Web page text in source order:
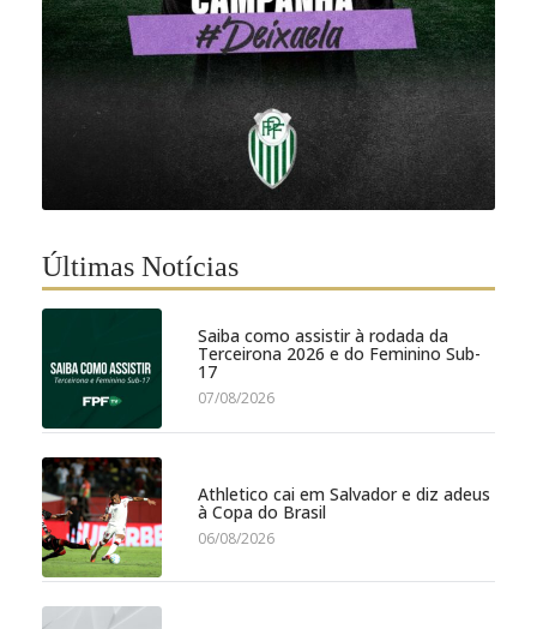
Últimas Notícias
Saiba como assistir à rodada da
Terceirona 2026 e do Feminino Sub-
17
07/08/2026
Athletico cai em Salvador e diz adeus
à Copa do Brasil
06/08/2026